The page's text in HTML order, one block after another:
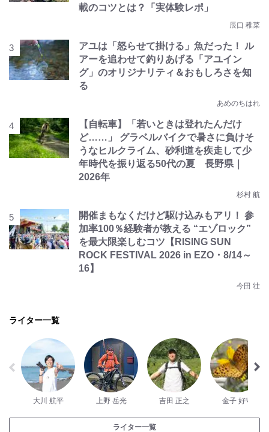
載のコツとは？「実体験レポ」
辰口 稚菜
アユは「怒らせて掛ける」魚だった！ ル
アーを追わせて釣りあげる「アユイン
グ」のオリジナリティ＆おもしろさを知
る
あめのちはれ
【自転車】「若いときは登れたんだけ
ど……」 グラベルバイクで暑さに負けそ
うなヒルクライム、砂利道を疾走して少
年時代を振り返る50代の夏 長野県｜
2026年
杉村 航
開催まもなくだけど駆け込みもアリ！ 参
加率100％経験者が教える “エゾロック”
を最大限楽しむコツ【RISING SUN
ROCK FESTIVAL 2026 in EZO・8/14～
16】
今田 壮
ライター一覧
大川 航平 上野 岳光 吉田 正之 金子 好守
ライター一覧